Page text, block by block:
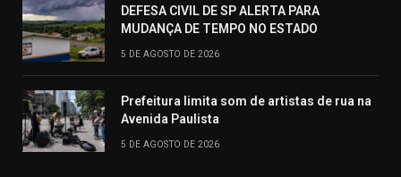
DEFESA CIVIL DE SP ALERTA PARA
MUDANÇA DE TEMPO NO ESTADO
5 DE AGOSTO DE 2026
Prefeitura limita som de artistas de rua na
Avenida Paulista
5 DE AGOSTO DE 2026